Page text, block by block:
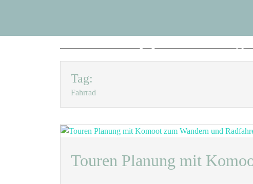
Blog
Tag:
Fahrrad
Touren Planung mit